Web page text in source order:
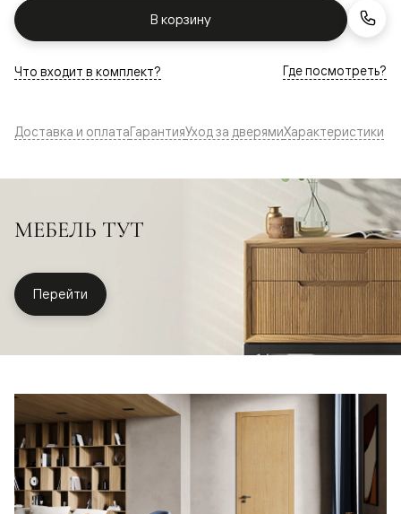
В корзину
Что входит в комплект? Где посмотреть?
Доставка и оплатаГарантияУход за дверямиХарактеристики
МЕБЕЛЬ ТУТ
Перейти